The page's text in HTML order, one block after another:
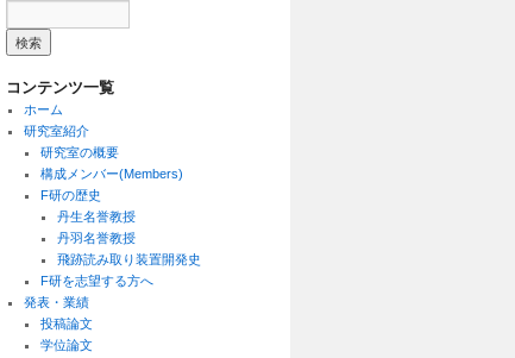
コンテンツ一覧
ホーム
研究室紹介
研究室の概要
構成メンバー(Members)
F研の歴史
丹生名誉教授
丹羽名誉教授
飛跡読み取り装置開発史
F研を志望する方へ
発表・業績
投稿論文
学位論文